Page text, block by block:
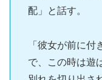
配」と話す。
「彼女が前に
で、この時は遊